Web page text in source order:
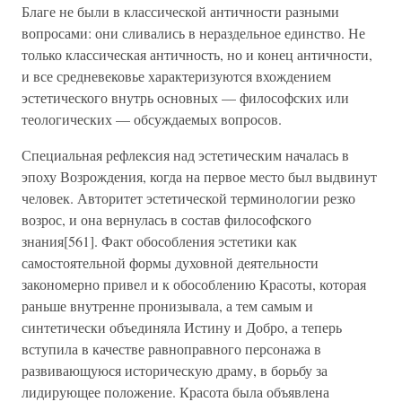
Благе не были в классической античности разными
вопросами: они сливались в нераздельное единство. Не
только классическая античность, но и конец античности,
и все средневековье характеризуются вхождением
эстетического внутрь основных — философских или
теологических — обсуждаемых вопросов.
Специальная рефлексия над эстетическим началась в
эпоху Возрождения, когда на первое место был выдвинут
человек. Авторитет эстетической терминологии резко
возрос, и она вернулась в состав философского
знания[561]. Факт обособления эстетики как
самостоятельной формы духовной деятельности
закономерно привел и к обособлению Красоты, которая
раньше внутренне пронизывала, а тем самым и
синтетически объединяла Истину и Добро, а теперь
вступила в качестве равноправного персонажа в
развивающуюся историческую драму, в борьбу за
лидирующее положение. Красота была объявлена